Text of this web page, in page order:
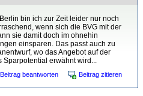
bin ich zur Zeit leider nur noch
wenn sich die BVG mit der
sie damit doch im ohnehin
einsparen. Das passt auch zu
wo das Angebot auf der
Sparpotential erwähnt wird...
Beitrag beantworten Beitrag zitieren